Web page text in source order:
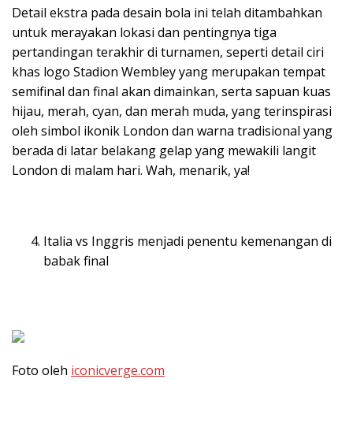
Detail ekstra pada desain bola ini telah ditambahkan
untuk merayakan lokasi dan pentingnya tiga
pertandingan terakhir di turnamen, seperti detail ciri
khas logo Stadion Wembley yang merupakan tempat
semifinal dan final akan dimainkan, serta sapuan kuas
hijau, merah, cyan, dan merah muda, yang terinspirasi
oleh simbol ikonik London dan warna tradisional yang
berada di latar belakang gelap yang mewakili langit
London di malam hari. Wah, menarik, ya!
Italia vs Inggris menjadi penentu kemenangan di
babak final
Foto oleh iconicverge.com